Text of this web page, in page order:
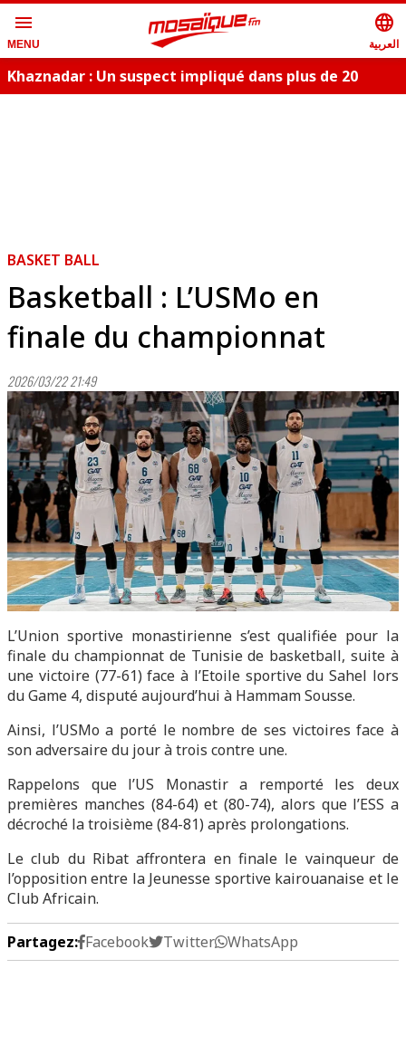
menu
MENU
language
العربية
Khaznadar : Un suspect impliqué dans plus de 20
BASKET BALL
Basketball : L’USMo en
finale du championnat
2026/03/22 21:49
L’Union sportive monastirienne s’est qualifiée pour la
finale du championnat de Tunisie de basketball, suite à
une victoire (77-61) face à l’Etoile sportive du Sahel lors
du Game 4, disputé aujourd’hui à Hammam Sousse.
Ainsi, l’USMo a porté le nombre de ses victoires face à
son adversaire du jour à trois contre une.
Rappelons que l’US Monastir a remporté les deux
premières manches (84-64) et (80-74), alors que l’ESS a
décroché la troisième (84-81) après prolongations.
Le club du Ribat affrontera en finale le vainqueur de
l’opposition entre la Jeunesse sportive kairouanaise et le
Club Africain.
Partagez: Facebook Twitter WhatsApp